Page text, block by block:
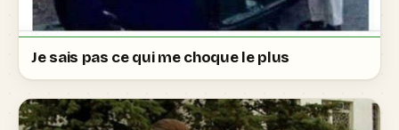
Je sais pas ce qui me choque le plus